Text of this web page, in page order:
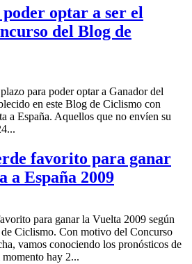
optar a ser el
del Blog de
para poder optar a Ganador del
en este Blog de Ciclismo con
a España. Aquellos que no envíen su
favorito para ganar
a España 2009
para ganar la Vuelta 2009 según
Ciclismo. Con motivo del Concurso
vamos conociendo los pronósticos de
hay 2...